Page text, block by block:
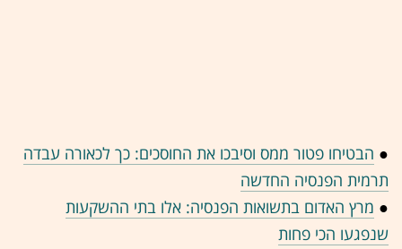
● הבטיחו פטור ממס וסיבכו את החוסכים: כך לכאורה עבדה
תרמית הפנסיה החדשה
● מרץ האדום בתשואות הפנסיה: אלו בתי ההשקעות
שנפגעו הכי פחות